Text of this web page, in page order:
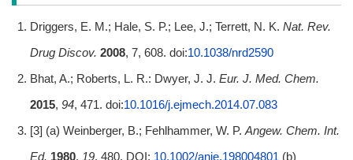
Driggers, E. M.; Hale, S. P.; Lee, J.; Terrett, N. K. Nat. Rev.
Drug Discov. 2008, 7, 608. doi:10.1038/nrd2590
Bhat, A.; Roberts, L. R.: Dwyer, J. J. Eur. J. Med. Chem.
2015, 94, 471. doi:10.1016/j.ejmech.2014.07.083
[3] (a) Weinberger, B.; Fehlhammer, W. P. Angew. Chem. Int.
Ed. 1980, 19, 480. DOI: 10.1002/anie.198004801 (b)